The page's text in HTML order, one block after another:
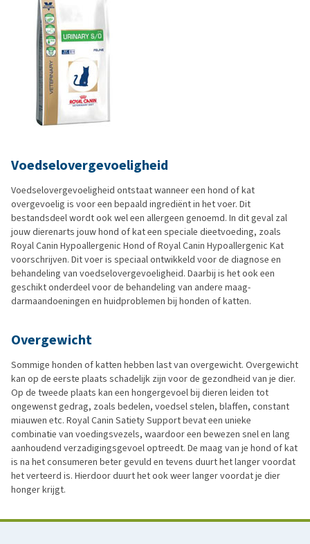
Voedselovergevoeligheid
Voedselovergevoeligheid ontstaat wanneer een hond of kat
overgevoelig is voor een bepaald ingrediënt in het voer. Dit
bestandsdeel wordt ook wel een allergeen genoemd. In dit geval zal
jouw dierenarts jouw hond of kat een speciale dieetvoeding, zoals
Royal Canin Hypoallergenic Hond of Royal Canin Hypoallergenic Kat
voorschrijven. Dit voer is speciaal ontwikkeld voor de diagnose en
behandeling van voedselovergevoeligheid. Daarbij is het ook een
geschikt onderdeel voor de behandeling van andere maag-
darmaandoeningen en huidproblemen bij honden of katten.
Overgewicht
Sommige honden of katten hebben last van overgewicht. Overgewicht
kan op de eerste plaats schadelijk zijn voor de gezondheid van je dier.
Op de tweede plaats kan een hongergevoel bij dieren leiden tot
ongewenst gedrag, zoals bedelen, voedsel stelen, blaffen, constant
miauwen etc. Royal Canin Satiety Support bevat een unieke
combinatie van voedingsvezels, waardoor een bewezen snel en lang
aanhoudend verzadigingsgevoel optreedt. De maag van je hond of kat
is na het consumeren beter gevuld en tevens duurt het langer voordat
het verteerd is. Hierdoor duurt het ook weer langer voordat je dier
honger krijgt.